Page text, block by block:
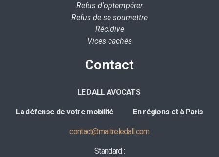
Refus d'optempérer
Refus de se soumettre
Récidive
Vices cachés
Contact
LE DALL AVOCATS
La défense de votre mobilité En régions et à Paris
contact@maitreledall.com
Standard :